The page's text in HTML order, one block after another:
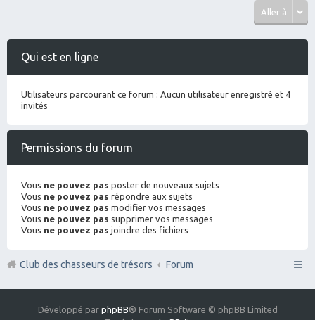
Aller à
Qui est en ligne
Utilisateurs parcourant ce forum : Aucun utilisateur enregistré et 4
invités
Permissions du forum
Vous ne pouvez pas poster de nouveaux sujets
Vous ne pouvez pas répondre aux sujets
Vous ne pouvez pas modifier vos messages
Vous ne pouvez pas supprimer vos messages
Vous ne pouvez pas joindre des fichiers
Club des chasseurs de trésors Forum
Développé par phpBB® Forum Software © phpBB Limited